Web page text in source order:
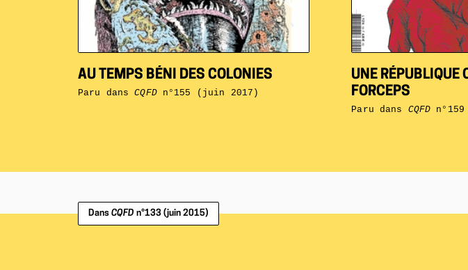
AU TEMPS BÉNI DES COLONIES
Paru dansCQFDn°155 (juin 2017)
UNE RÉPUBLIQUE
FORCEPS
Paru dans CQFD
Dans CQFD n°133 (juin 2015)